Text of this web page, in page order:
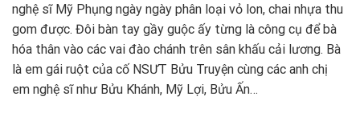
nghệ sĩ Mỹ Phụng ngày ngày phân loại vỏ lon, chai nhựa thu
gom được. Đôi bàn tay gầy guộc ấy từng là công cụ để bà
hóa thân vào các vai đào chánh trên sân khấu cải lương. Bà
là em gái ruột của cố NSƯT Bửu Truyện cùng các anh chị
em nghệ sĩ như Bửu Khánh, Mỹ Lợi, Bửu Ấn…